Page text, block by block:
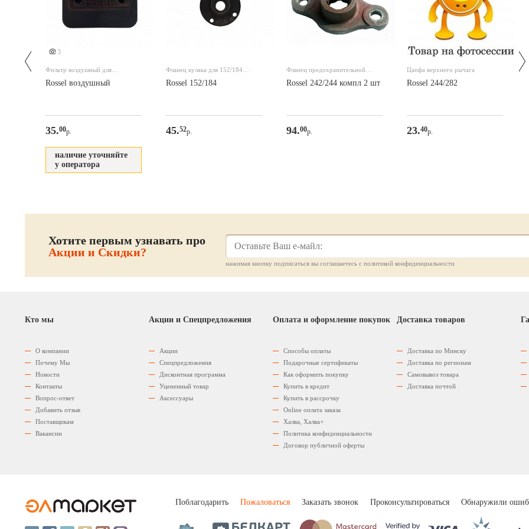
3
Фильтр воздушный для
Rossel воздушный
35.00р.
наличие уточняйте
у оператора
Фланец кулака для 152/184
Rossel 152/184
45.52р.
Фланец предохранительной
Rossel 242/244 компл 2 шт
94.00р.
Цапфа верхнего рычага
Rossel 244/282
23.40р.
Хотите первым узнавать про
Акции и Скидки?
нажимая кнопку подписаться вы соглашаетесь с политикой конфиденциальности
Кто мы
О компании
Почему Мы
Новости
Контакты
Вопрос-ответ
Добавить отзыв
Поставщикам
Вакансии
Акции и Спецпредложения
Акции
Спецпредложения
Дисконтная программа
Уцененный товар
Аксессуары
Оплата и оформление покупок
Способы оплаты
Подарочные сертификаты
Как оформить покупку
Купить в кредит
Купить в рассрочку
Оnline оплата заказа
Халва, Халва+
Политика конфиденциальности
Договор публичной оферты
Доставка товаров
Доставка по Минску
Доставка по регионам
Самовывоз товара
Доставка почтой
Поблагодарить Пожаловаться Заказать звонок Проконсультироваться Обнаружили